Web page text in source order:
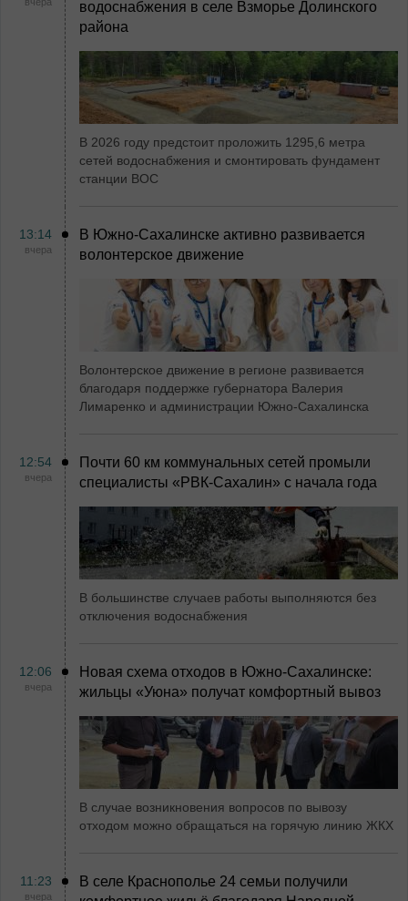
водоснабжения в селе Взморье Долинского
района
В 2026 году предстоит проложить 1295,6 метра
сетей водоснабжения и смонтировать фундамент
станции ВОС
13:14
вчера
В Южно-Сахалинске активно развивается
волонтерское движение
Волонтерское движение в регионе развивается
благодаря поддержке губернатора Валерия
Лимаренко и администрации Южно-Сахалинска
12:54
вчера
Почти 60 км коммунальных сетей промыли
специалисты «РВК‑Сахалин» с начала года
В большинстве случаев работы выполняются без
отключения водоснабжения
12:06
вчера
Новая схема отходов в Южно-Сахалинске:
жильцы «Уюна» получат комфортный вывоз
В случае возникновения вопросов по вывозу
отходом можно обращаться на горячую линию ЖКХ
11:23
вчера
В селе Краснополье 24 семьи получили